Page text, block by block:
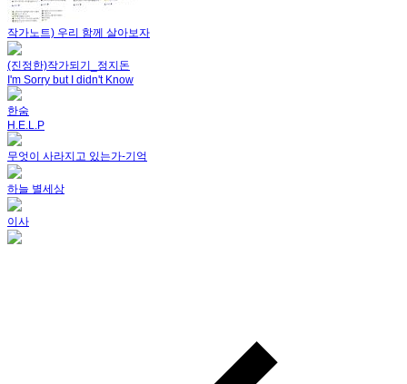
작가노트) 우리 함께 살아보자
(진정한)작가되기_정지돈
I'm Sorry but I didn't Know
한숨
H.E.L.P
무엇이 사라지고 있는가-기억
하늘 별세상
이사